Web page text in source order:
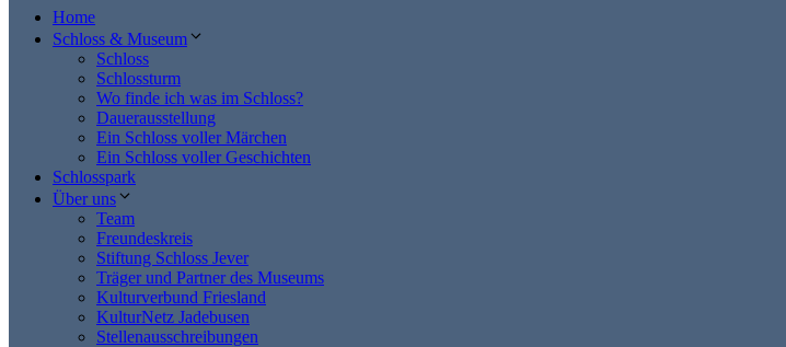
Home
Schloss & Museum
Schloss
Schlossturm
Wo finde ich was im Schloss?
Dauerausstellung
Ein Schloss voller Märchen
Ein Schloss voller Geschichten
Schlosspark
Über uns
Team
Freundeskreis
Stiftung Schloss Jever
Träger und Partner des Museums
Kulturverbund Friesland
KulturNetz Jadebusen
Stellenausschreibungen